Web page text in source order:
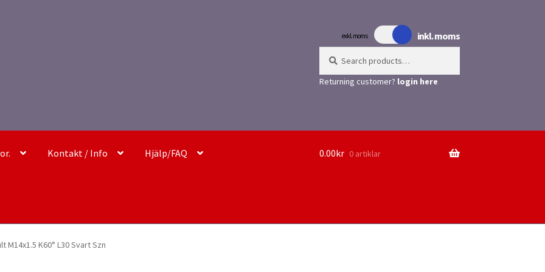
exkl. moms inkl. moms
for:
Returning customer? login here
Kontakt / Info Hjälp/FAQ 0.00kr 0 artiklar
M14x1.5 K60° L30 Svart Szn